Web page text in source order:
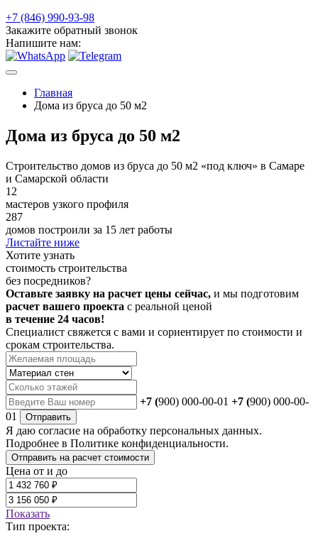
+7 (846) 990-93-98
Закажите обратный звонок
Напишите нам:
Главная
Дома из бруса до 50 м2
Дома из бруса до 50 м2
Строительство домов из бруса до 50 м2 «под ключ» в Самаре
и Самарской области
12
мастеров узкого профиля
287
домов построили за 15 лет работы
Листайте ниже
Хотите узнать
стоимость строительства
без посредников?
Оставьте заявку на расчет цены сейчас, и мы подготовим
расчет вашего проекта с реальной ценой
в течение 24 часов!
Специалист свяжется с вами и сориентирует по стоимости и
срокам строительства.
+7 (900) 000-00-01 +7 (900) 000-00-
01
Отправить
Я даю согласие на обработку персональных данных.
Подробнее в Политике конфиденциальности.
Отправить на расчет стоимости
Цена от и до
Показать
Тип проекта: